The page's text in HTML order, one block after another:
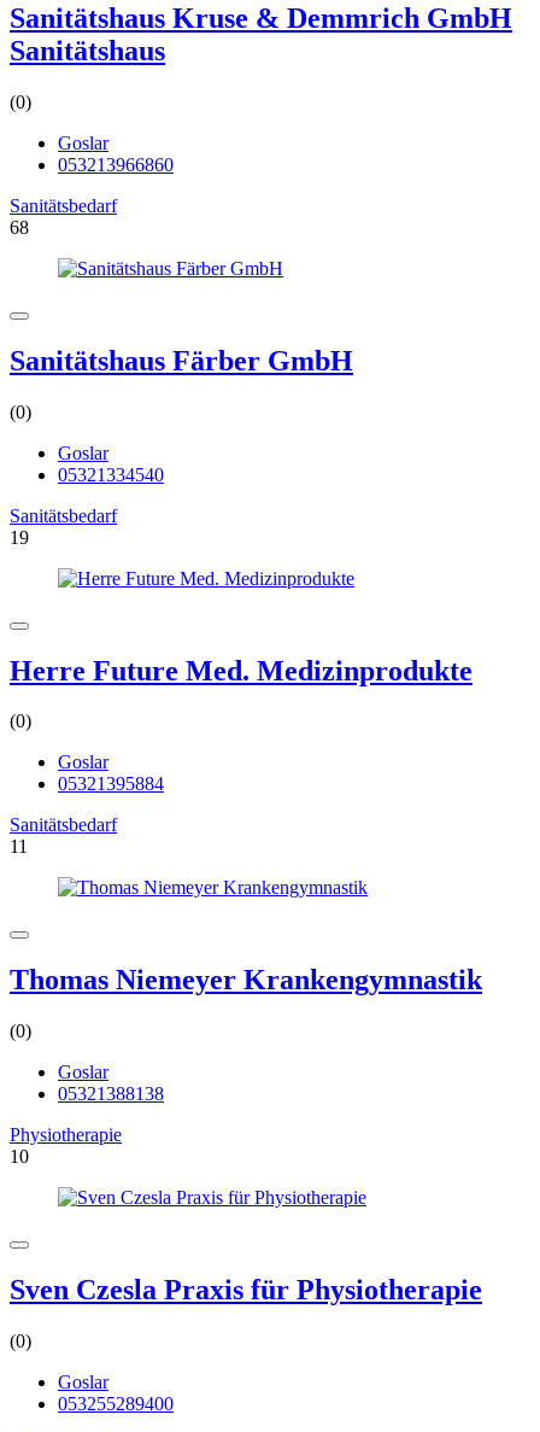
Sanitätshaus Kruse & Demmrich GmbH
Sanitätshaus
(0)
Goslar
053213966860
Sanitätsbedarf
68
Sanitätshaus Färber GmbH
(0)
Goslar
05321334540
Sanitätsbedarf
19
Herre Future Med. Medizinprodukte
(0)
Goslar
05321395884
Sanitätsbedarf
11
Thomas Niemeyer Krankengymnastik
(0)
Goslar
05321388138
Physiotherapie
10
Sven Czesla Praxis für Physiotherapie
(0)
Goslar
053255289400